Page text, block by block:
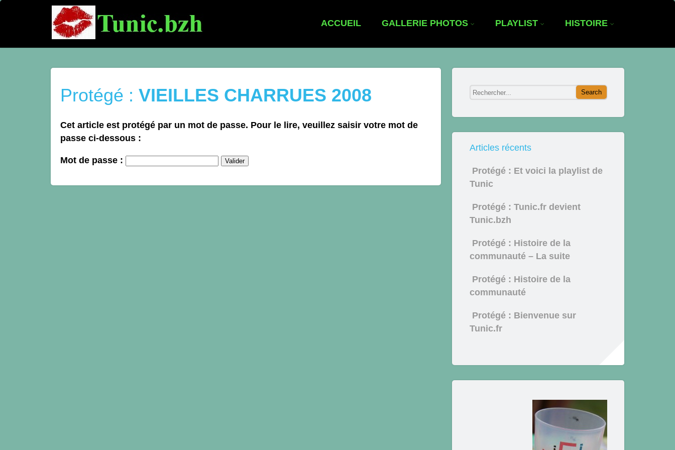
ACCUEIL GALLERIE PHOTOS PLAYLIST HISTOIRE
Protégé :VIEILLES CHARRUES 2008
Cet article est protégé par un mot de passe. Pour le lire, veuillez saisir votre mot de
passe ci-dessous :
Mot de passe :
Articles récents
Protégé : Et voici la playlist de
Tunic
Protégé : Tunic.fr devient
Tunic.bzh
Protégé : Histoire de la
communauté – La suite
Protégé : Histoire de la
communauté
Protégé : Bienvenue sur
Tunic.fr